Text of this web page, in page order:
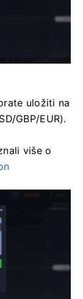
uložiti na
GBP/EUR).
više o